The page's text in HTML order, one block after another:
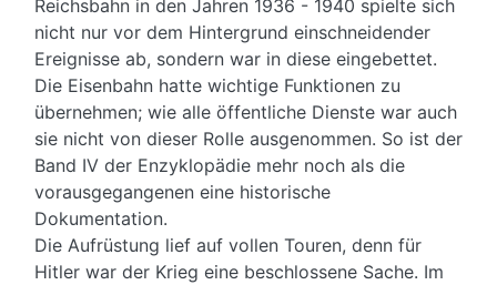
Reichsbahn in den Jahren 1936 - 1940 spielte sich
nicht nur vor dem Hintergrund einschneidender
Ereignisse ab, sondern war in diese eingebettet.
Die Eisenbahn hatte wichtige Funktionen zu
übernehmen; wie alle öffentliche Dienste war auch
sie nicht von dieser Rolle ausgenommen. So ist der
Band IV der Enzyklopädie mehr noch als die
vorausgegangenen eine historische
Dokumentation.
Die Aufrüstung lief auf vollen Touren, denn für
Hitler war der Krieg eine beschlossene Sache. Im